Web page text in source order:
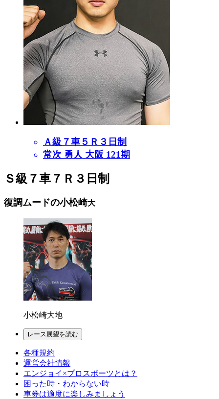
Ａ級７車５Ｒ３日制
常次 勇人 大阪 121期
Ｓ級７車７Ｒ３日制
復調ムードの小松崎大
小松崎大地
レース展望を読む
各種規約
運営会社情報
エンジョイ×プロスポーツとは？
困った時・わからない時
車券は適度に楽しみましょう